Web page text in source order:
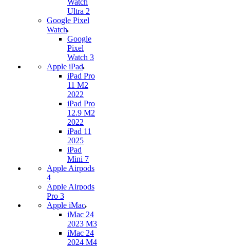
Watch
Ultra 2
Google Pixel
Watch
Google
Pixel
Watch 3
Apple iPad
iPad Pro
11 M2
2022
iPad Pro
12.9 M2
2022
iPad 11
2025
iPad
Mini 7
Apple Airpods
4
Apple Airpods
Pro 3
Apple iMac
iMac 24
2023 M3
iMac 24
2024 M4